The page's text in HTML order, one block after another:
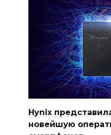
Hynix
новейшую